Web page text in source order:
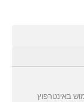
באינטרפוץ